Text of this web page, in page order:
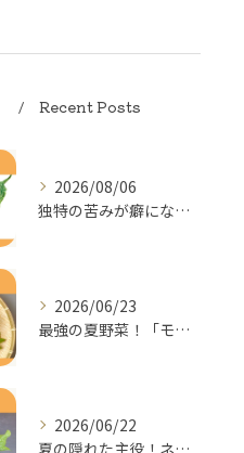
Recent Posts
2026/08/06
独特の苦みが癖になる！夏の元気をつくる「にがうり（ゴーヤー）...
2026/06/23
最強の夏野菜！「モロヘイヤ」の季節がやってきた
2026/06/22
夏の隠れた主役！ネバネバ食感がクセになる「つるむらさき」